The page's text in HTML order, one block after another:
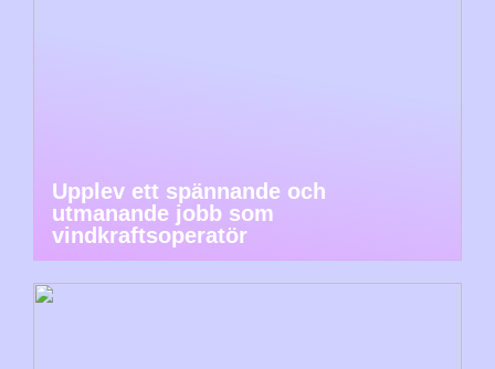
Upplev ett spännande och
utmanande jobb som
vindkraftsoperatör